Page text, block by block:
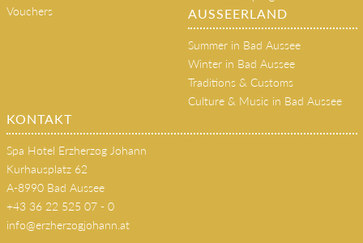
Vouchers
AUSSEERLAND
Summer in Bad Aussee
Winter in Bad Aussee
Traditions & Customs
Culture & Music in Bad Aussee
KONTAKT
Spa Hotel Erzherzog Johann
Kurhausplatz 62
A-8990 Bad Aussee
+43 36 22 525 07 - 0
info@erzherzogjohann.at